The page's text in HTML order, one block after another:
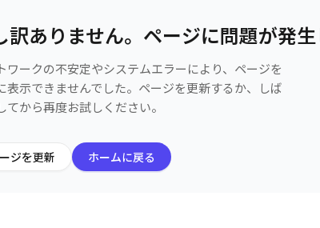
訳ありません。ページに問題が発
ワークの不安定やシステムエラーにより、ページを
表示できませんでした。ページを更新するか、しば
てから再度お試しください。
ジを更新 ホームに戻る